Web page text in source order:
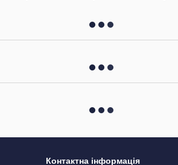
Контактна інформація